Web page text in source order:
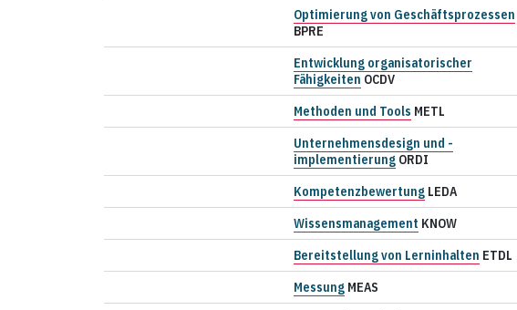
Optimierung von Geschäftsprozessen
BPRE
Entwicklung organisatorischer
Fähigkeiten OCDV
Methoden und Tools METL
Unternehmensdesign und -
implementierung ORDI
Kompetenzbewertung LEDA
Wissensmanagement KNOW
Bereitstellung von Lerninhalten ETDL
Messung MEAS